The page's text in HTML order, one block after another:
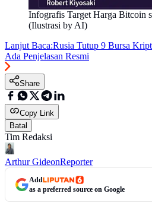
Infografis Target Harga Bitcoin
(Ilustrasi by AI)
Lanjut Baca:Rusia Tutup 9 Bursa
Ada Penjelasan Resmi
Share
Copy Link
Batal
Tim Redaksi
Arthur GideonReporter
Add
as a preferred source on Google